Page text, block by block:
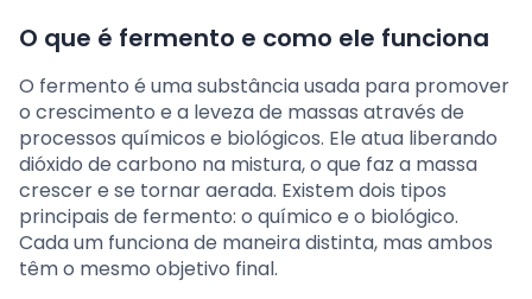
O que é fermento e como ele funciona
O fermento é uma substância usada para promover
o crescimento e a leveza de massas através de
processos químicos e biológicos. Ele atua liberando
dióxido de carbono na mistura, o que faz a massa
crescer e se tornar aerada. Existem dois tipos
principais de fermento: o químico e o biológico.
Cada um funciona de maneira distinta, mas ambos
têm o mesmo objetivo final.